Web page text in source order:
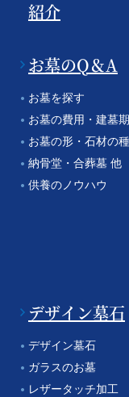
紹介
お墓のQ＆A
お墓を探す
お墓の費用・建墓
お墓の形・石材の
納骨堂・合葬墓 他
供養のノウハウ
デザイン墓石
デザイン墓石
ガラスのお墓
レザータッチ加工